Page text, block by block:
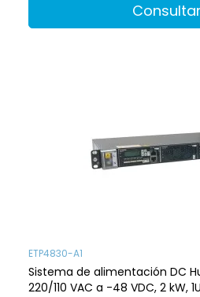
Consultar
ETP4830-A1
Sistema de alimentación DC
220/110 VAC a -48 VDC, 2 kW,